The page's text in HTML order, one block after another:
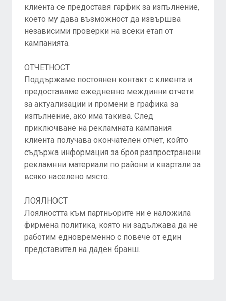
клиента се предоставя гарфик за изпълнение,
което му дава възможност да извършва
независими проверки на всеки етап от
кампанията.
ОТЧЕТНОСТ
Поддържаме постоянен контакт с клиента и
предоставяме ежедневно междинни отчети
за актуализации и промени в графика за
изпълнение, ако има такива. След
приключване на рекламната кампания
клиента получава окончателен отчет, който
съдържа информация за броя разпространени
рекламнни материали по райони и квартали за
всяко населено място.
ЛОЯЛНОСТ
Лоялността към партньорите ни е наложила
фирмена политика, която ни задължава да не
работим едновременно с повече от един
представител на даден бранш.